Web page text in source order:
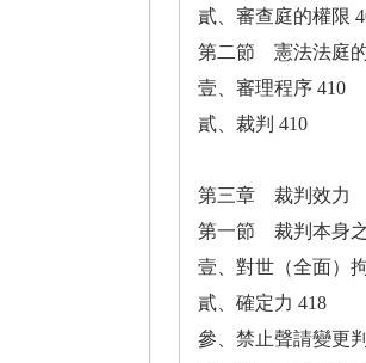
貳、審查庭的權限
第二節 憲法法庭
壹、審理程序 410
貳、裁判 410
第三章 裁判效力
第一節 裁判本身
壹、對世（全面）
貳、確定力 418
參、禁止聲請變更